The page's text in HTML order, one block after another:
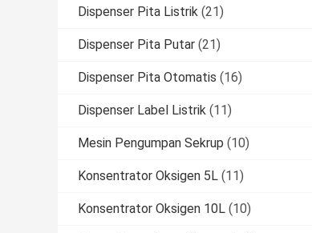
Dispenser Pita Listrik (21)
Dispenser Pita Putar (21)
Dispenser Pita Otomatis (16)
Dispenser Label Listrik (11)
Mesin Pengumpan Sekrup (10)
Konsentrator Oksigen 5L (11)
Konsentrator Oksigen 10L (10)